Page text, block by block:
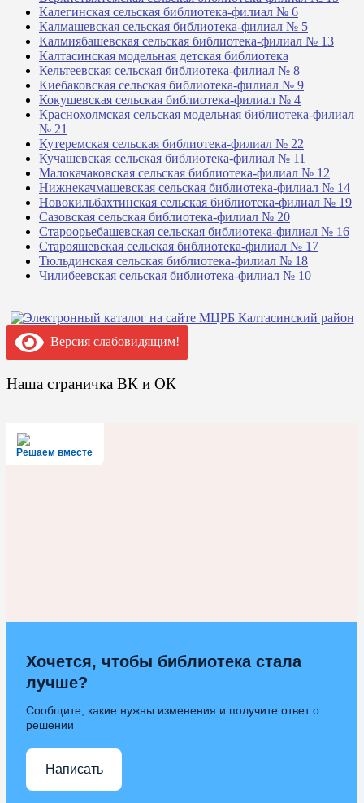
Калегинская сельская библиотека-филиал № 6
Калмашевская сельская библиотека-филиал № 5
Калмиябашевская сельская библиотека-филиал № 13
Калтасинская модельная детская библиотека
Кельтеевская сельская библиотека-филиал № 8
Киебаковская сельская библиотека-филиал № 9
Кокушевская сельская библиотека-филиал № 4
Краснохолмская сельская модельная библиотека-филиал
№ 21
Кутеремская сельская библиотека-филиал № 22
Кучашевская сельская библиотека-филиал № 11
Малокачаковская сельская библиотека-филиал № 12
Нижнекачмашевская сельская библиотека-филиал № 14
Новокильбахтинская сельская библиотека-филиал № 19
Сазовская сельская библиотека-филиал № 20
Староорьебашевская сельская библиотека-филиал № 16
Старояшевская сельская библиотека-филиал № 17
Тюльдинская сельская библиотека-филиал № 18
Чилибеевская сельская библиотека-филиал № 10
Версия слабовидящим!
Наша страничка ВК и ОК
Решаем вместе
Хочется, чтобы библиотека стала
лучше?
Сообщите, какие нужны изменения и получите ответ о
решении
Написать